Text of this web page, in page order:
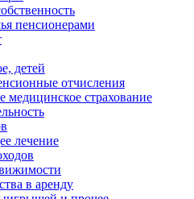
пенсионерами
детей
отчисления
медицинское страхование
лечение
в аренду